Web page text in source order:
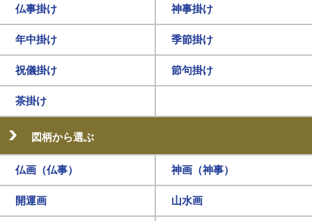
仏事掛け 神事掛け
年中掛け 季節掛け
祝儀掛け 節句掛け
茶掛け
図柄から選ぶ
仏画（仏事） 神画（神事）
開運画 山水画